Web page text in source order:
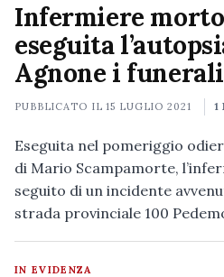
Infermiere morto
eseguita
Agnone i funerali
PUBBLICATO IL15 LUGLIO 2021 1
Eseguita nel pomeriggio
di Mario Scampamorte,
seguito di un incidente
strada provinciale 100
IN EVIDENZA